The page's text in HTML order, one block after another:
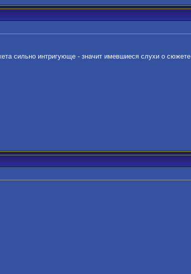
сильно интригующе - значит имевшиеся слухи о сюжете